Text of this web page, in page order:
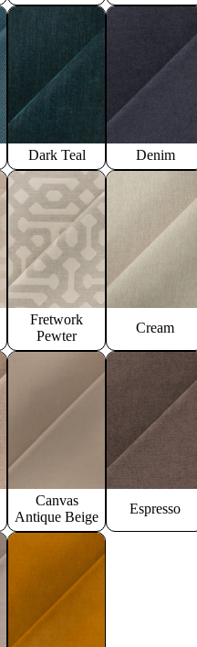
Dark Teal Denim
Fretwork
Pewter
Cream
Canvas
Antique Beige
Espresso